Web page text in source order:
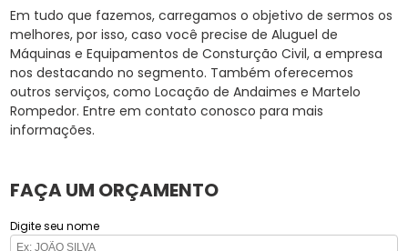
Em tudo que fazemos, carregamos o objetivo de sermos os
melhores, por isso, caso você precise de Aluguel de
Máquinas e Equipamentos de Consturção Civil, a empresa
nos destacando no segmento. Também oferecemos
outros serviços, como Locação de Andaimes e Martelo
Rompedor. Entre em contato conosco para mais
informações.
FAÇA UM ORÇAMENTO
Digite seu nome